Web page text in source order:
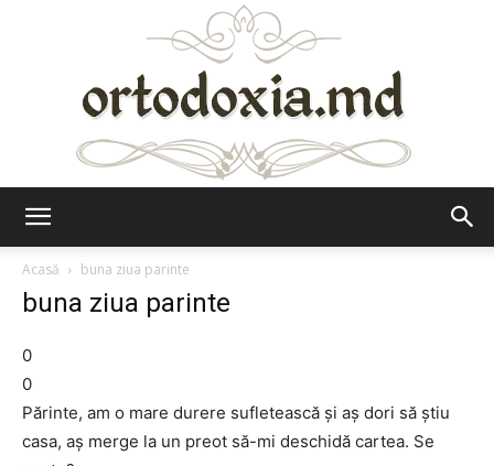
Acasă
buna ziua parinte
buna ziua parinte
0
0
Părinte, am o mare durere sufletească şi aş dori să ştiu
casa, aş merge la un preot să-mi deschidă cartea. Se